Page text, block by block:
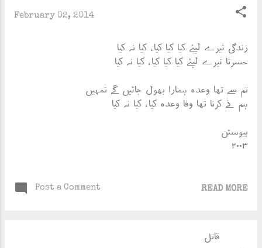
February 02, 2014
زندگی تیرے لیئے کیا کیا کِیا ، کیا نہ کِیا
حسرتا تیرے لیئے کیا کیا کِیا ، کیا نہ کِیا
تم سے تھا وعدہ ہمارا بھول جائیں گے تمہیں
ہم نے کرنا تھا وفا وعدہ کِیا ، کیا نہ کِیا
ہیوسٹن
۲۰۰۳
Post a Comment READ MORE
قاتل